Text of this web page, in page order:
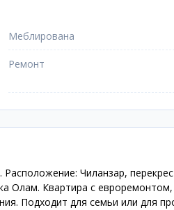
Меблирована
Ремонт
Чиланзар,
Олам. Квартира с
Подходит для семьи или для